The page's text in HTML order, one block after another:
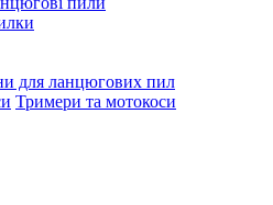
для ланцюгових пил
Тримери та мотокоси